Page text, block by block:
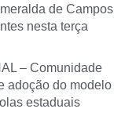
de Campos
nesta terça
– Comunidade
adoção do modelo
estaduais